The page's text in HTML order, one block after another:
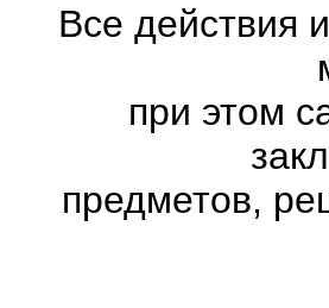
Все действия
при этом
предметов,